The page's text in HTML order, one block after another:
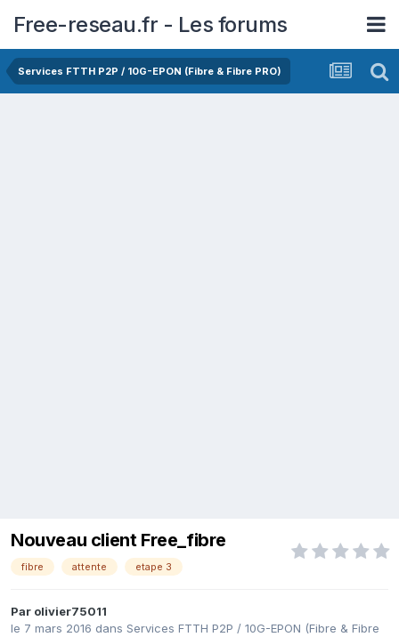
Free-reseau.fr - Les forums
Services FTTH P2P / 10G-EPON (Fibre & Fibre PRO)
Nouveau client Free_fibre
fibre attente etape 3
Par olivier75011
le 7 mars 2016 dans Services FTTH P2P / 10G-EPON (Fibre & Fibre